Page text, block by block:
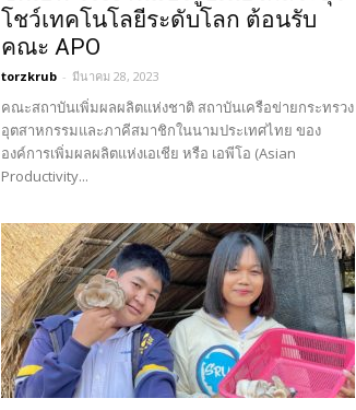
โชว์เทคโนโลยีระดับโลก ต้อนรับ
คณะ APO
torzkrub - มีนาคม 28, 2023
คณะสถาบันเพิ่มผลผลิตแห่งชาติ สถาบันเครือข่ายกระทรวง
อุตสาหกรรมและภาคีสมาชิกในนามประเทศไทย ของ
องค์การเพิ่มผลผลิตแห่งเอเชีย หรือ เอพีโอ (Asian
Productivity...